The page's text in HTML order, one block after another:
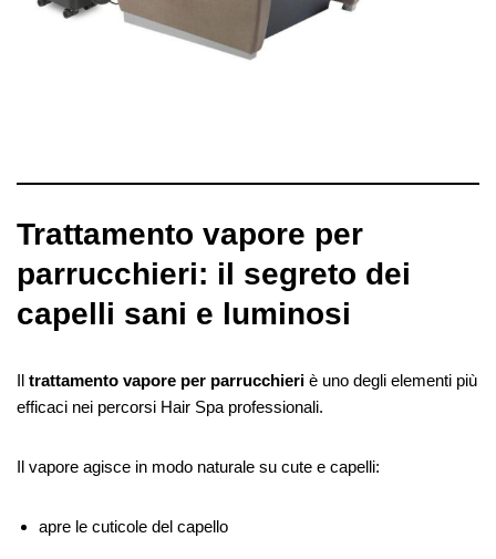
Trattamento vapore per
parrucchieri: il segreto dei
capelli sani e luminosi
Il trattamento vapore per parrucchieri è uno degli elementi più
efficaci nei percorsi Hair Spa professionali.
Il vapore agisce in modo naturale su cute e capelli:
apre le cuticole del capello